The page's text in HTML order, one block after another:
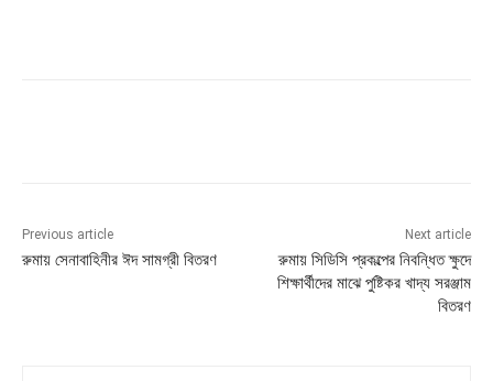
Previous article
রুমায় সেনাবাহিনীর ঈদ সামগ্রী বিতরণ
Next article
রুমায় সিডিসি প্রকল্পের নিবন্ধিত ক্ষুদে
শিক্ষার্থীদের মাঝে পুষ্টিকর খাদ্য সরঞ্জাম
বিতরণ